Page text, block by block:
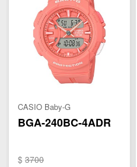
CASIO Baby-G
BGA-240BC-4ADR
$ 3700